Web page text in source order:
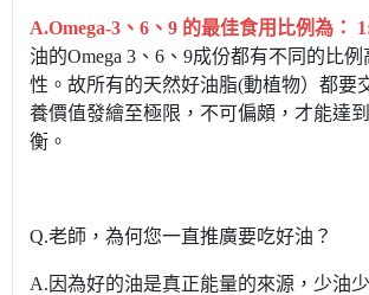
A.Omega-3、6、9 的最佳食用比例為：
油的Omega 3、6 、 9成份都有不同的比
性。故所有的天然好油脂(動植物）都要
養價值發繪至極限，不可偏頗，才能達
衡。
Q.老師，為何您一直推廣要吃好油？
A.因為好的油是真正能量的來源，少油